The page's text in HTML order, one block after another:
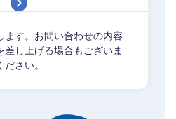
ます。お問い合わせの内容
し上げる場合もございま
さい。